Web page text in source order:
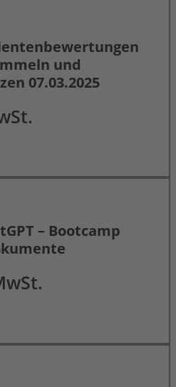
und
07.03.2025
– Bootcamp